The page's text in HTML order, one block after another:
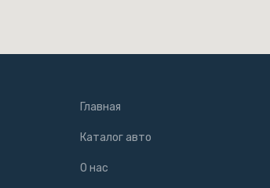
Главная
Каталог авто
О нас